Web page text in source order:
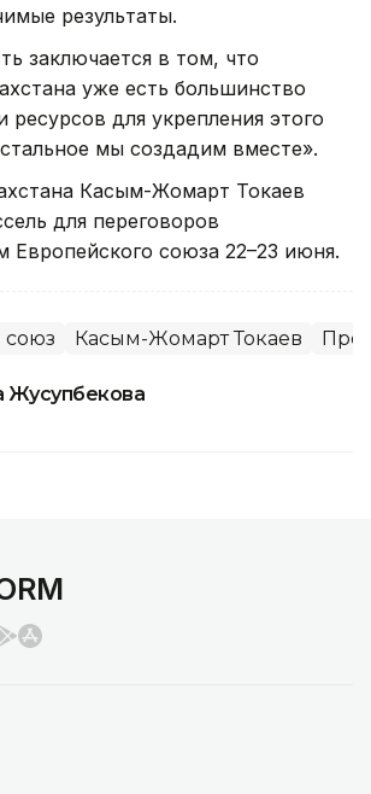
результаты.
заключается в том, что
уже есть большинство
ресурсов для укрепления этого
мы создадим вместе».
Касым-Жомарт Токаев
для переговоров
Европейского союза 22–23 июня.
Касым-Жомарт Токаев
Жусупбекова